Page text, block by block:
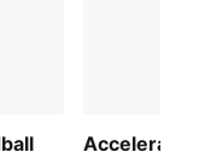
Accelerate